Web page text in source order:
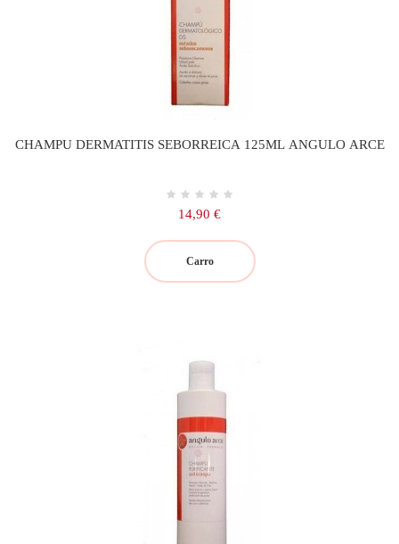
CHAMPU DERMATITIS SEBORREICA 125ML ANGULO ARCE
Precio
14,90 €
Carro